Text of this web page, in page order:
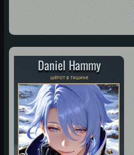
Daniel Hammy
шёпот в тишине